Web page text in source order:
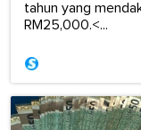
tahun yang
RM25,000.<...